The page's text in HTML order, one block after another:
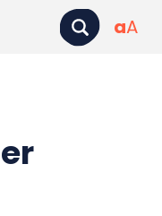
aA